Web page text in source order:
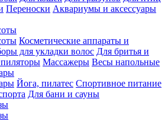
Переноски Аквариумы и аксессуары
Косметические аппараты и
для укладки волос Для бритья и
Массажеры Весы напольные
Йога, пилатес Спортивное питание
Для бани и сауны